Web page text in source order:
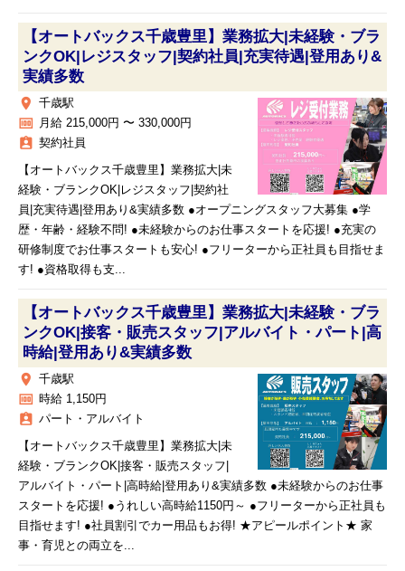
【オートバックス千歳豊里】業務拡大|未経験・ブラ
ンクOK|レジスタッフ|契約社員|充実待遇|登用あり&
実績多数
place 千歳駅
money 月給 215,000円 〜 330,000円
assignment_ind 契約社員
【オートバックス千歳豊里】業務拡大|未
経験・ブランクOK|レジスタッフ|契約社
員|充実待遇|登用あり&実績多数 ●オープニングスタッフ大募集 ●学
歴・年齢・経験不問! ●未経験からのお仕事スタートを応援! ●充実の
研修制度でお仕事スタートも安心! ●フリーターから正社員も目指せま
す! ●資格取得も支...
【オートバックス千歳豊里】業務拡大|未経験・ブラ
ンクOK|接客・販売スタッフ|アルバイト・パート|高
時給|登用あり&実績多数
place 千歳駅
money 時給 1,150円
assignment_ind パート・アルバイト
【オートバックス千歳豊里】業務拡大|未
経験・ブランクOK|接客・販売スタッフ|
アルバイト・パート|高時給|登用あり&実績多数 ●未経験からのお仕事
スタートを応援! ●うれしい高時給1150円～ ●フリーターから正社員も
目指せます! ●社員割引でカー用品もお得! ★アピールポイント★ 家
事・育児との両立を...